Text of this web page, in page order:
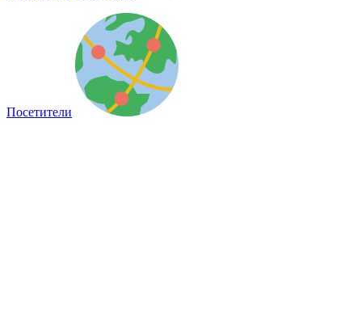
Посетители